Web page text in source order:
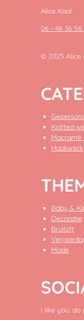
Alice Kaal
06 - 48 36 56
© 2025 Alice
Knitted
Macramé
Haakwerk
Baby &
Decoratie
Bruiloft
Mode
I like you, do